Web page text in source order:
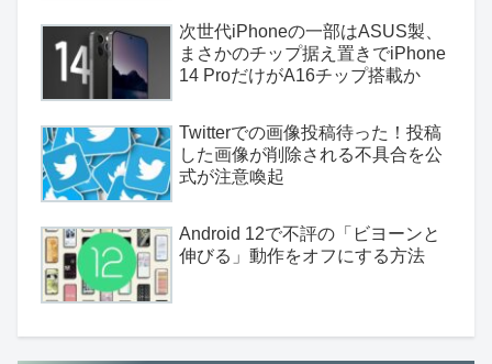
次世代iPhoneの一部はASUS製、
まさかのチップ据え置きでiPhone
14 ProだけがA16チップ搭載か
Twitterでの画像投稿待った！投稿
した画像が削除される不具合を公
式が注意喚起
Android 12で不評の「ビヨーンと
伸びる」動作をオフにする方法